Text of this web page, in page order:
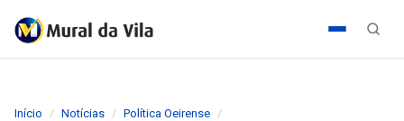
Início Notícias
Política Oeirense